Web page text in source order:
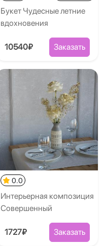
Букет Чудесные летние
вдохновения
10540₽ Заказать
0.0
Интерьерная композиция
Совершенный
1727₽ Заказать